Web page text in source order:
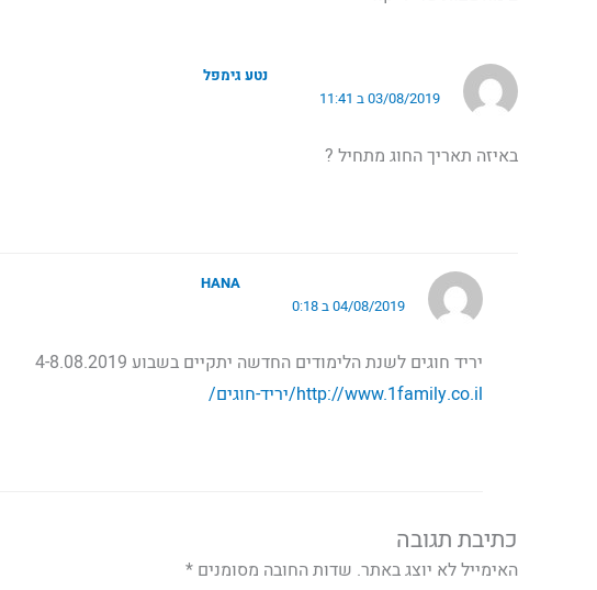
נטע גימפל
03/08/2019 ב 11:41
באיזה תאריך החוג מתחיל ?
HANA
04/08/2019 ב 0:18
יריד חוגים לשנת הלימודים החדשה יתקיים בשבוע 4-8.08.2019
http://www.1family.co.il/יריד-חוגים/
כתיבת תגובה
האימייל לא יוצג באתר. שדות החובה מסומנים *